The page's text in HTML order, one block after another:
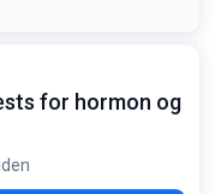
for hormon og